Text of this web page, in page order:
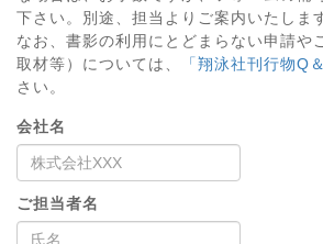
下さい。別途、担当よりご案内いたしま
なお、書影の利用にとどまらない申請や
取材等）については、
「翔泳社刊行物Q
さい。
会社名
ご担当者名